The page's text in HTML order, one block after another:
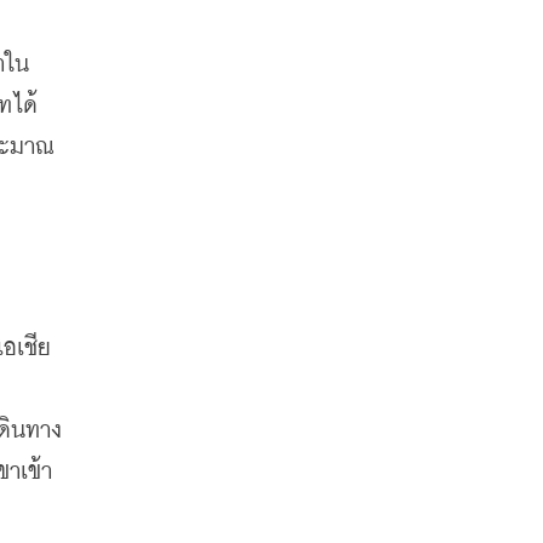
น
ได้
มาณ
เชีย
นทาง
เข้า